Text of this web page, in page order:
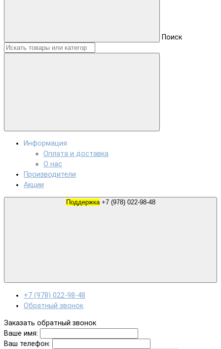
Поиск
Информация
Оплата и доставка
О нас
Производители
Акции
Поддержка +7 (978) 022-98-48
+7 (978) 022-98-48
Обратный звонок
Заказать обратный звонок
Ваше имя:
Ваш телефон: